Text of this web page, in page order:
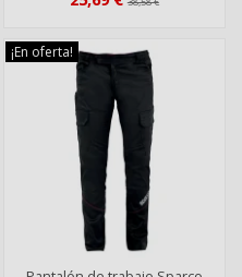
¡En oferta!